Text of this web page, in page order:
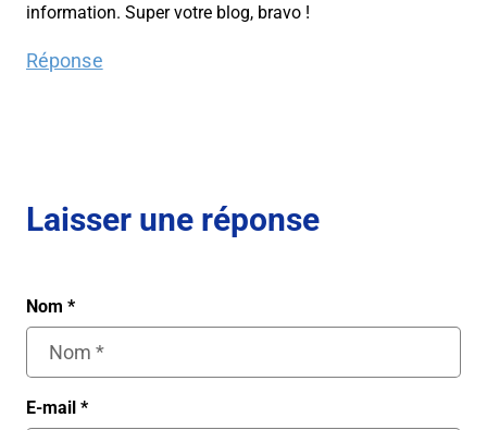
information. Super votre blog, bravo !
Réponse
Laisser une réponse
Nom *
E-mail *